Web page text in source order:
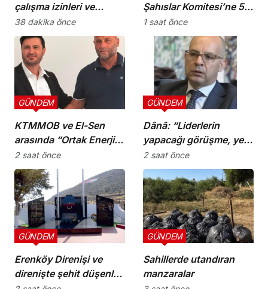
çalışma izinleri ve
yurttaşlık
uygulamalarına ilişkin
öneriler
38 dakika önce
Şahıslar Komitesi’ne 50
bin dolar katkı
1 saat önce
KTMMOB ve El-Sen
arasında “Ortak Enerji
Komitesi İş Birliği
Protokolü” imzalandı
GÜNDEM
2 saat önce
Dânâ: “Liderlerin
yapacağı görüşme, yeni
ve sonuç alıcı 5+1
toplantısına hazırlık
niteliği taşıyor”
GÜNDEM
2 saat önce
Erenköy Direnişi ve
direnişte şehit düşenler
GÜNDEM
Sahillerde utandıran
manzaralar
GÜNDEM